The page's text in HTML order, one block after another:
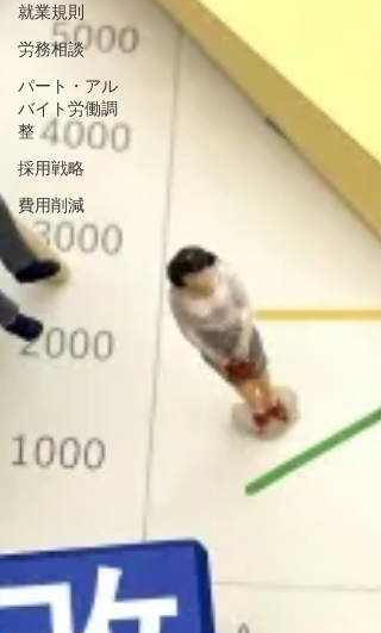
イ」を運営する㈱ヒプスターの情報サイトに、
弊社が掲載されました！
「あるバイ」は無料掲載(2025年6月現在)、採用
しても費用が掛からない媒体です。
​是非、ご活用ください！！
【あるバイ関東版】アルバイト・バイト・パー
トの求人・仕事を探そう！アルバイト情報はこ
こに【あるバイ】
就業規則
労務相談
パート・アル
バイト労働調
整
採用戦略
費用削減